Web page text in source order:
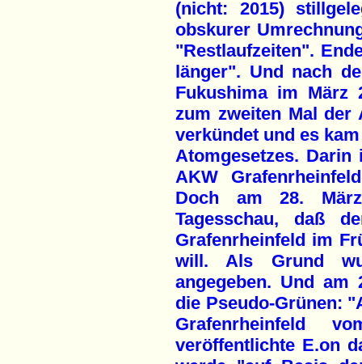
(nicht: 2015)
obskurer
"Restlaufzeiten".
länger". Und nach
Fukushima im März
zum zweiten Mal der
verkündet und es
Atomgesetzes.
AKW
Doch am 28.
Tagesschau, daß
Grafenrheinfeld im
will. Als Grund
angegeben. Und am
die Pseudo-Grünen:
Grafenrheinfeld
veröffentlichte E.on